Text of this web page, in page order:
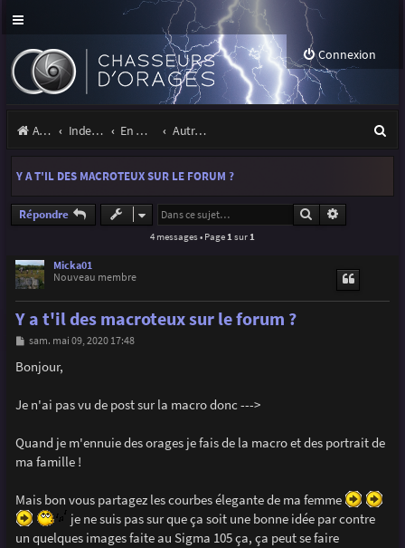
Connexion
Accueil Index du forum En marge des orages Autres images
e
Y A T'IL DES MACROTEUX SUR LE FORUM ?
Répondre Rechercher
4 messages • Page 1 sur 1
Micka01
Nouveau membre
Y a t'il des macroteux sur le forum ?
M
s
s
e
sam. mai 09, 2020 17:48
Bonjour,
Je n'ai pas vu de post sur la macro donc --->
Quand je m'ennuie des orages je fais de la macro et des portrait de
ma famille !
Mais bon vous partagez les courbes élegante de ma femme
je ne suis pas sur que ça soit une bonne idée par contre
un quelques images faite au Sigma 105 ça, ça peut se faire